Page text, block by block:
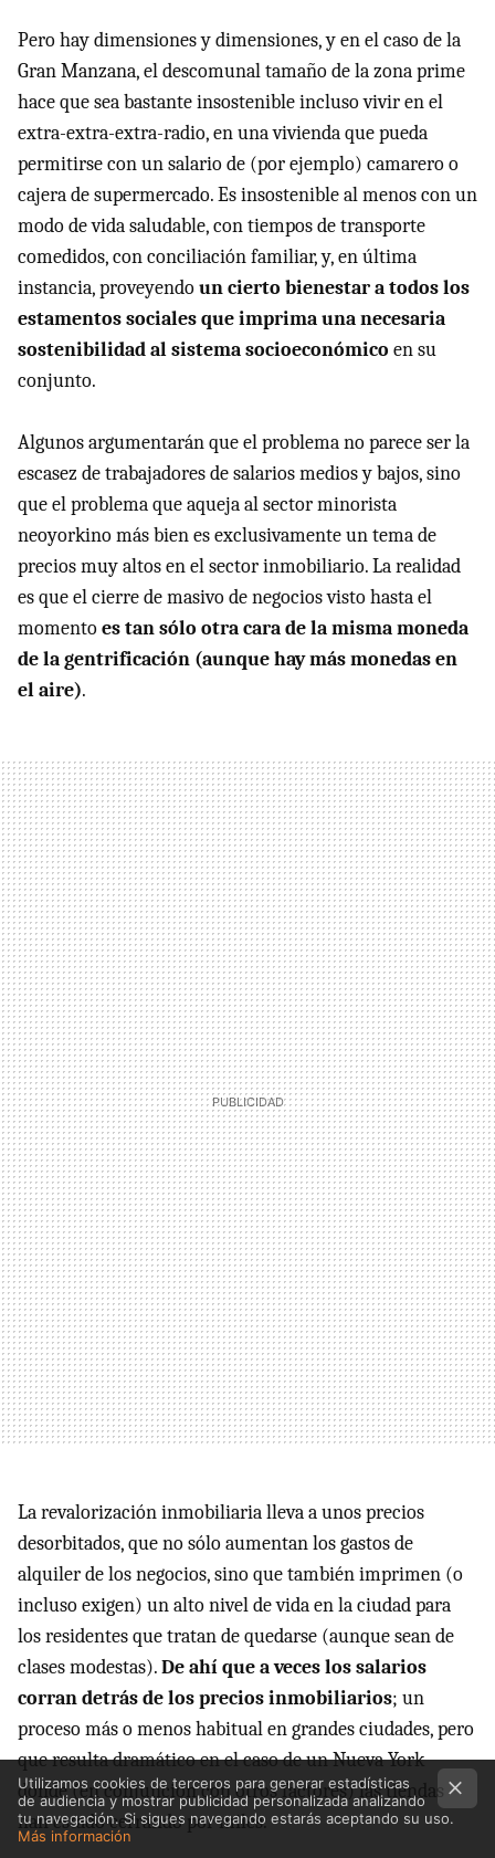
Pero hay dimensiones y dimensiones, y en el caso de la
Gran Manzana, el descomunal tamaño de la zona prime
hace que sea bastante insostenible incluso vivir en el
extra-extra-extra-radio, en una vivienda que pueda
permitirse con un salario de (por ejemplo) camarero o
cajera de supermercado. Es insostenible al menos con un
modo de vida saludable, con tiempos de transporte
comedidos, con conciliación familiar, y, en última
instancia, proveyendoun cierto bienestar a todos los
estamentos sociales que imprima una necesaria
sostenibilidad al sistema socioeconómico en su
conjunto.
Algunos argumentarán que el problema no parece ser la
escasez de trabajadores de salarios medios y bajos, sino
que el problema que aqueja al sector minorista
neoyorkino más bien es exclusivamente un tema de
precios muy altos en el sector inmobiliario. La realidad
es que el cierre de masivo de negocios visto hasta el
momentoes tan sólo otra cara de la misma moneda
de la gentrificación (aunque hay más monedas en
el aire).
La revalorización inmobiliaria lleva a unos precios
desorbitados, que no sólo aumentan los gastos de
alquiler de los negocios, sino que también imprimen (o
incluso exigen) un alto nivel de vida en la ciudad para
los residentes que tratan de quedarse (aunque sean de
clases modestas).De ahí que a veces los salarios
corran detrás de los precios inmobiliarios; un
proceso más o menos habitual en grandes ciudades, pero
que resulta dramático en el caso de un Nueva York
donde (en conjunción con otros factores) las tiendas
han estado cerrando por miles.
Utilizamos cookies de terceros para generar estadísticas
de audiencia y mostrar publicidad personalizada analizando
tu navegación. Si sigues navegando estarás aceptando su uso.
Más información